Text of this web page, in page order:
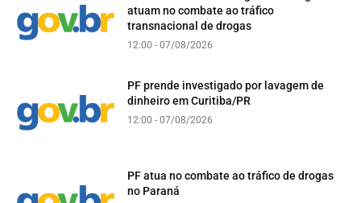
atuam no combate ao tráfico
transnacional de drogas
12:00 - 07/08/2026
PF prende investigado por lavagem de
dinheiro em Curitiba/PR
12:00 - 07/08/2026
PF atua no combate ao tráfico de drogas
no Paraná